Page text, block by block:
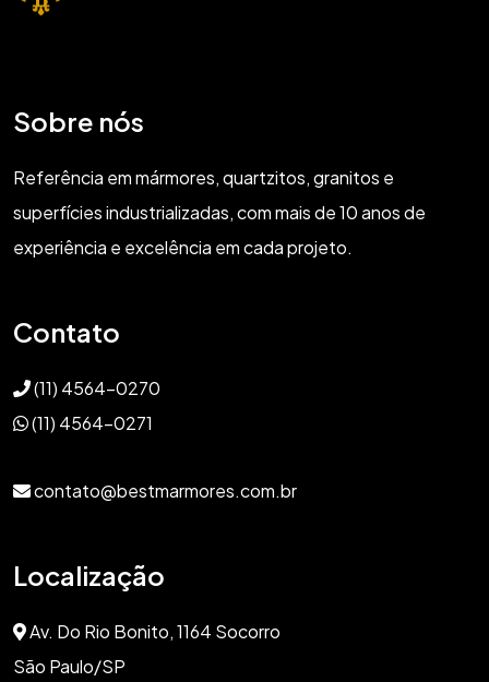
Sobre nós
Referência em mármores, quartzitos, granitos e
superfícies industrializadas, com mais de 10 anos de
experiência e excelência em cada projeto.
Contato
(11) 4564-0270
(11) 4564-0271
contato@bestmarmores.com.br
Localização
Av. Do Rio Bonito, 1164 Socorro
São Paulo/SP